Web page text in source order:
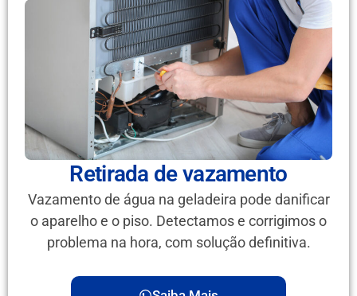
Retirada de vazamento
Vazamento de água na geladeira pode danificar
o aparelho e o piso. Detectamos e corrigimos o
problema na hora, com solução definitiva.